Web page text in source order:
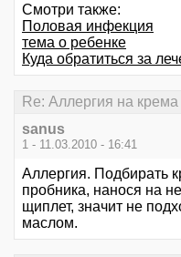
Смотри также:
Половая инфекция
тема о ребенке
Куда обратиться за
Re: Аллергия на
sanus
1 - 11.03.2010 - 16:41
Аллергия. Подбирать
пробника, нанося на
щиплет, значит не
маслом.